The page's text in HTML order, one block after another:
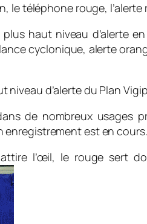
le téléphone rouge, l’alerte
haut niveau d’alerte
cyclonique, alerte
niveau d’alerte du Plan
de nombreux usages
enregistrement est en cours.
l’œil, le rouge sert